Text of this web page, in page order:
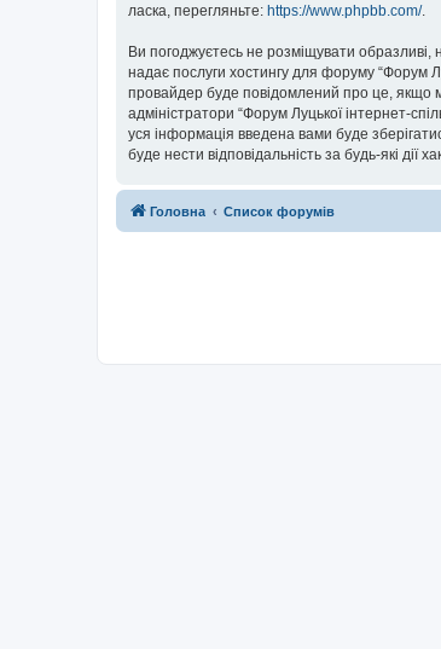
ласка, перегляньте: https://www.phpbb.com/.
Ви погоджуєтесь не розміщувати образливі,
надає послуги хостингу для форуму “Форум
провайдер буде повідомлений про це, якщо
адміністратори “Форум Луцької інтернет-
уся інформація введена вами буде
буде нести відповідальність за будь-які дії
Головна Список форумів